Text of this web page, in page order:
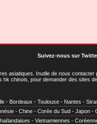
Suivez-nous sur
asiatiques . Inutile de nous
hk chinois, pour demander des sites
- Bordeaux - Toulouse - Nantes -
- Chine - Corée du Sud - Japon -
- Vietnamiennes -